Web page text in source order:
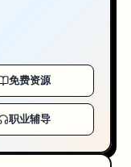
免费资源
职业辅导